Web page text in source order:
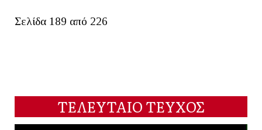
Σελίδα 189 από 226
ΤΕΛΕΥΤΑΙΟ ΤΕΥΧΟΣ